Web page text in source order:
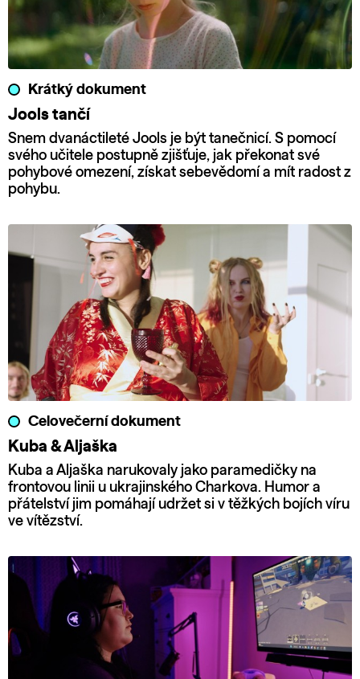
Krátký dokument
Jools tančí
Snem dvanáctileté Jools je být tanečnicí. S pomocí
svého učitele postupně zjišťuje, jak překonat své
pohybové omezení, získat sebevědomí a mít radost z
pohybu.
Celovečerní dokument
Kuba & Aljaška
Kuba a Aljaška narukovaly jako paramedičky na
frontovou linii u ukrajinského Charkova. Humor a
přátelství jim pomáhají udržet si v těžkých bojích víru
ve vítězství.